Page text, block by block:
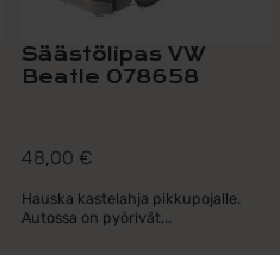
Säästölipas VW
Beatle 078658
48,00 €
Hauska kastelahja pikkupojalle.
Autossa on pyörivät...